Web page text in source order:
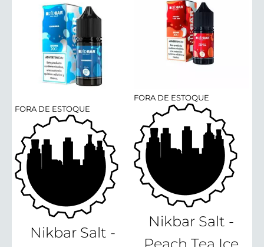
FORA DE ESTOQUE
Nikbar Salt -
FORA DE ESTOQUE
Nikbar Salt -